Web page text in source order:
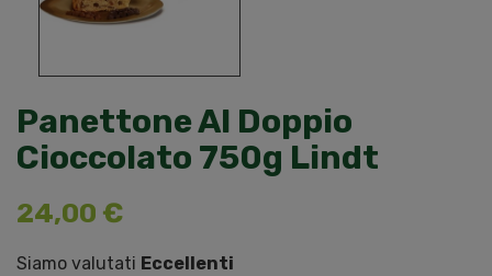
Panettone Al Doppio
Cioccolato 750g Lindt
24,00 €
Siamo valutati Eccellenti